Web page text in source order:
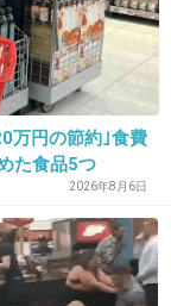
-9
万円の節約｣食費
た食品5つ
2026年8月6日